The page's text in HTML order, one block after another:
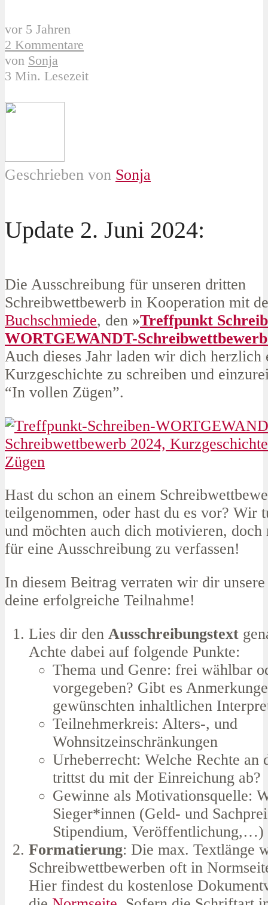
vor 5 Jahren
2 Kommentare
von Sonja
3 Min. Lesezeit
Geschrieben von Sonja
Update 2. Juni 2024:
Die Ausschreibung für unseren dritten
Schreibwettbewerb in Kooperation mit
Buchschmiede, den »Treffpunkt
WORTGEWANDT-
Auch dieses Jahr laden wir dich herzlich
Kurzgeschichte zu schreiben und
“In vollen Zügen”.
Hast du schon an einem
teilgenommen, oder hast du es vor? Wir
und möchten auch dich motivieren, doch
für eine Ausschreibung zu verfassen!
In diesem Beitrag verraten wir dir
deine erfolgreiche Teilnahme!
Lies dir den Ausschreibungstext
Achte dabei auf folgende Punkte:
Thema und Genre: frei wählbar
vorgegeben? Gibt es
gewünschten inhaltlichen
Teilnehmerkreis: Alters-, und
Wohnsitzeinschränkungen
Urheberrecht: Welche Rechte an
trittst du mit der Einreichung ab?
Gewinne als Motivationsquelle:
Sieger*innen (Geld- und
Stipendium, Veröffentlichung,…)
Formatierung: Die max. Textlänge
Schreibwettbewerben oft in
Hier findest du kostenlose